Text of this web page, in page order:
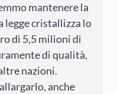
mantenere la
cristallizza lo
di 5,5 milioni di
di qualità,
nazioni.
anche